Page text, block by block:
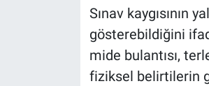
Sınav kaygısının
gösterebildiğini
mide bulantısı,
fiziksel belirtilerin